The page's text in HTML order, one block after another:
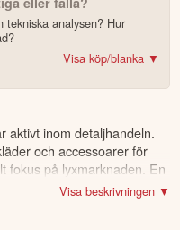
tekniska analysen? Hur
4.2av 5
Trustpilot
– aktier, ETF:er & krypto
– ligg steget före
Visa köp/blanka ▼
aktivt inom detaljhandeln.
och accessoarer för
fokus på lyxmarknaden. En
kashmir och säljs under
har verksamhet över hela
samt via e-handel.
Visa beskrivningen ▼